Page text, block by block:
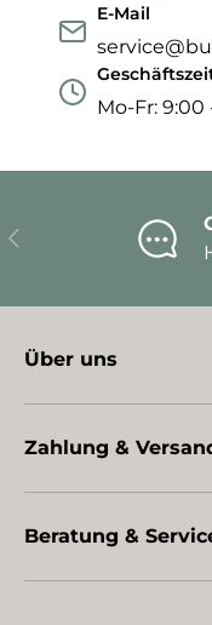
E-Mail
Mo-Fr: 9:00
Vorherige
Über uns
Zahlung &
Beratung &